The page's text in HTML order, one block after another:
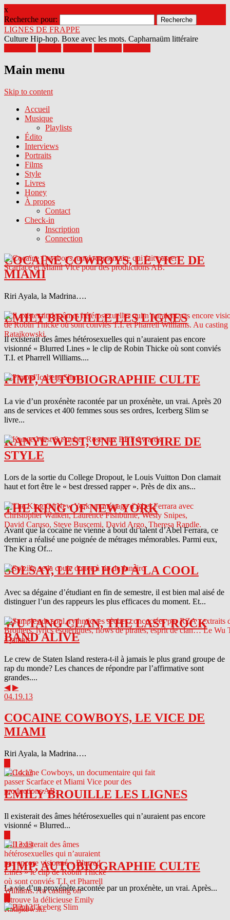
x
Recherche pour:
LIGNES DE FRAPPE
Culture Hip-hop. Boxe avec les mots. Capharnaüm littéraire
Main menu
Skip to content
Accueil
Musique
Playlists
Édito
Interviews
Portraits
Films
Style
Livres
Honey
À propos
Contact
Check-in
Inscription
Connection
COCAINE COWBOYS, LE VICE DE
MIAMI
Riri Ayala, la Madrina….
EMILY BROUILLE LES LIGNES
Il existerait des âmes hétérosexuelles qui n’auraient pas encore
visionné « Blurred Lines » le clip de Robin Thicke où sont conviés
T.I. et Pharrell Williams....
PIMP, AUTOBIOGRAPHIE CULTE
La vie d’un proxénète racontée par un proxénète, un vrai. Après 20
ans de services et 400 femmes sous ses ordres, Icerberg Slim se
livre...
KANYE WEST, UNE HISTOIRE DE
STYLE
Lors de la sortie du College Dropout, le Louis Vuitton Don clamait
haut et fort être le « best dressed rapper ». Près de dix ans...
THE KING OF NEW YORK
Avant que la cocaïne ne vienne à bout du talent d’Abel Ferrara, ce
dernier a réalisé une poignée de métrages mémorables. Parmi eux,
The King Of...
SOLSAY, LE HIP HOP À LA COOL
Avec sa dégaine d’étudiant en fin de semestre, il est bien mal aisé de
distinguer l’un des rappeurs les plus efficaces du moment. Et...
WU TANG CLAN, THE LAST ROCK
BAND ALIVE
Le crew de Staten Island restera-t-il à jamais le plus grand groupe de
rap du monde? Les chances de répondre par l’affirmative sont
grandes....
◀ ▶
04.19.13
COCAINE COWBOYS, LE VICE DE
MIAMI
Riri Ayala, la Madrina….
04.14.13
EMILY BROUILLE LES LIGNES
Il existerait des âmes hétérosexuelles qui n’auraient pas encore
visionné « Blurred...
04.13.13
PIMP, AUTOBIOGRAPHIE CULTE
La vie d’un proxénète racontée par un proxénète, un vrai. Après...
04.12.13